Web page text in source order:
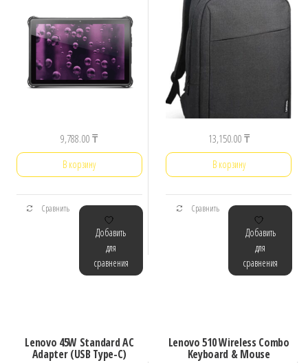
9,788.00₸
В корзину
Сравнить
Добавить
для
сравнения
13,150.00₸
В корзину
Сравнить
Добавить
для
сравнения
Lenovo 45W Standard AC
Adapter (USB Type-C)
Lenovo 510 Wireless Combo
Keyboard & Mouse